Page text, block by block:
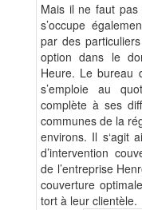
Mais il ne faut pas
s’occupe
par des
option dans le
Heure. Le bureau
s’emploie au
complète à ses
communes de la
environs. Il s‘agit
d’intervention
de l’entreprise
couverture
tort à leur clientèle.